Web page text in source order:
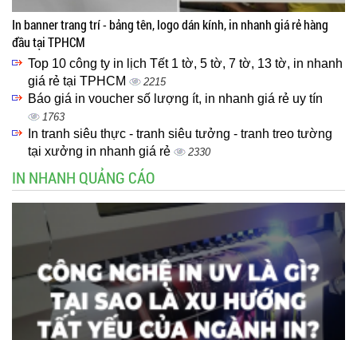
In banner trang trí - bảng tên, logo dán kính, in nhanh giá rẻ hàng
đầu tại TPHCM
Top 10 công ty in lịch Tết 1 tờ, 5 tờ, 7 tờ, 13 tờ, in nhanh
giá rẻ tại TPHCM
2215
Báo giá in voucher số lượng ít, in nhanh giá rẻ uy tín
1763
In tranh siêu thực - tranh siêu tưởng - tranh treo tường
tại xưởng in nhanh giá rẻ
2330
IN NHANH QUẢNG CÁO